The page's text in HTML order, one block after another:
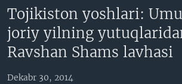
VATANDOSHLAR
MULTIMEDIA
AMERIKA MANZARALARI
XALQARO HAYOT
IJTIMOIY TARMOQLAR
FACEBOOK
INGLIZ TILI DARSLARI
Tojikiston yoshlari:
joriy yilning
Ravshan Shams lavhasi
Dekabr 30, 2014